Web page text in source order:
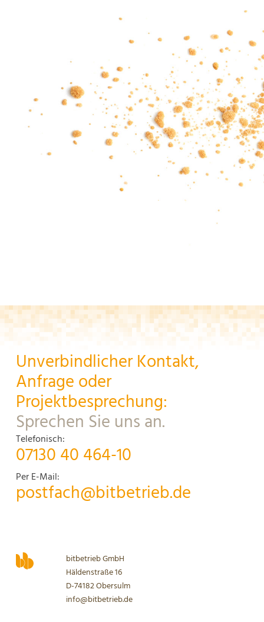
Unverbindlicher Kontakt,
Anfrage oder
Projektbesprechung:
Sprechen Sie uns an.
Telefonisch:
07130 40 464-10
Per E-Mail:
postfach@bitbetrieb.de
bitbetrieb GmbH
Häldenstraße 16
D-74182 Obersulm
info@bitbetrieb.de